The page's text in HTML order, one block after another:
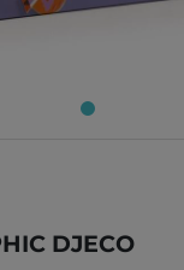
DJECO